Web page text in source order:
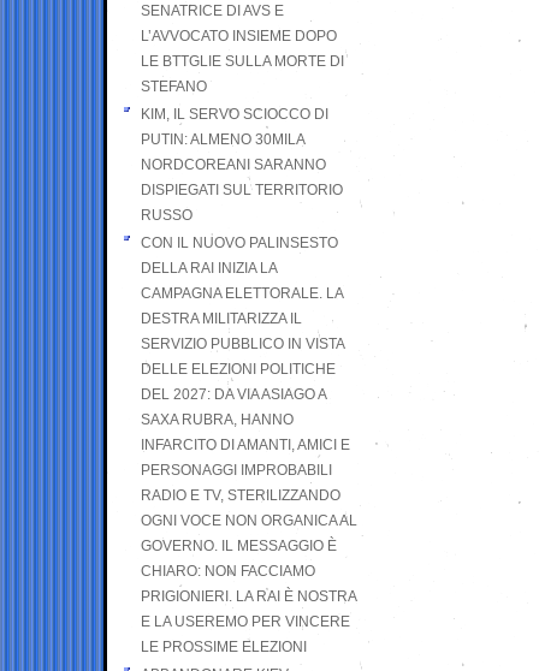
SENATRICE DI AVS E
L’AVVOCATO INSIEME DOPO
LE BTTGLIE SULLA MORTE DI
STEFANO
KIM, IL SERVO SCIOCCO DI
PUTIN: ALMENO 30MILA
NORDCOREANI SARANNO
DISPIEGATI SUL TERRITORIO
RUSSO
CON IL NUOVO PALINSESTO
DELLA RAI INIZIA LA
CAMPAGNA ELETTORALE. LA
DESTRA MILITARIZZA IL
SERVIZIO PUBBLICO IN VISTA
DELLE ELEZIONI POLITICHE
DEL 2027: DA VIA ASIAGO A
SAXA RUBRA, HANNO
INFARCITO DI AMANTI, AMICI E
PERSONAGGI IMPROBABILI
RADIO E TV, STERILIZZANDO
OGNI VOCE NON ORGANICA AL
GOVERNO. IL MESSAGGIO È
CHIARO: NON FACCIAMO
PRIGIONIERI. LA RAI È NOSTRA
E LA USEREMO PER VINCERE
LE PROSSIME ELEZIONI